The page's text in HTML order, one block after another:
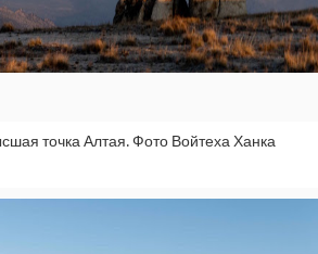
точка Алтая. Фото Войтеха Ханка